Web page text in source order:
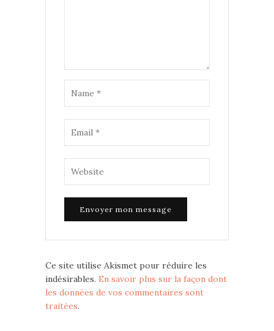
Ce site utilise Akismet pour réduire les
indésirables. En savoir plus sur la façon dont
les données de vos commentaires sont
traitées.